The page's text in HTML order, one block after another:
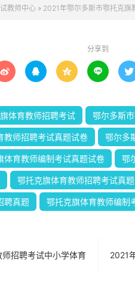
教师中心 » 2021年鄂尔多斯市鄂托克旗
分享到
    
体育教师招聘考试 鄂尔多斯
教师招聘考试真题试卷 鄂尔多
体育教师编制考试真题试卷 鄂
鄂托克旗体育教师招聘考试真
聘真题 鄂托克旗体育教师编制
招聘考试中小学体育
2021